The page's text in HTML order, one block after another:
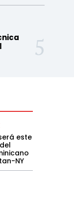
este
NY